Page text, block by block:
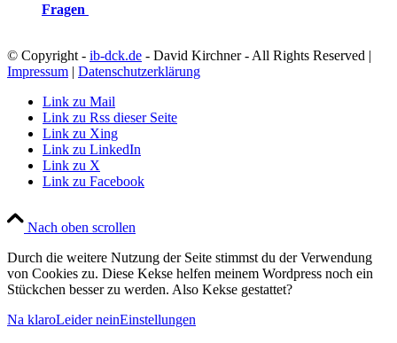
Fragen
© Copyright - ib-dck.de - David Kirchner - All Rights Reserved |
Impressum | Datenschutzerklärung
Link zu Mail
Link zu Rss dieser Seite
Link zu Xing
Link zu LinkedIn
Link zu X
Link zu Facebook
Nach oben scrollen
Durch die weitere Nutzung der Seite stimmst du der Verwendung
von Cookies zu. Diese Kekse helfen meinem Wordpress noch ein
Stückchen besser zu werden. Also Kekse gestattet?
Na klaroLeider neinEinstellungen